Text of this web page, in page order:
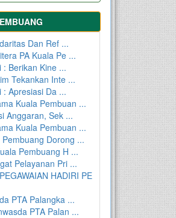
Dan Ref ...
PA Kuala Pe ...
: Berikan Kine ...
Tekankan Inte ...
: Apresiasi Da ...
Kuala Pembuan ...
Anggaran, Sek ...
Kuala Pembuan ...
Pembuang Dorong ...
Pembuang H ...
Pelayanan Pri ...
HADIRI PE
PTA Palangka ...
PTA Palan ...